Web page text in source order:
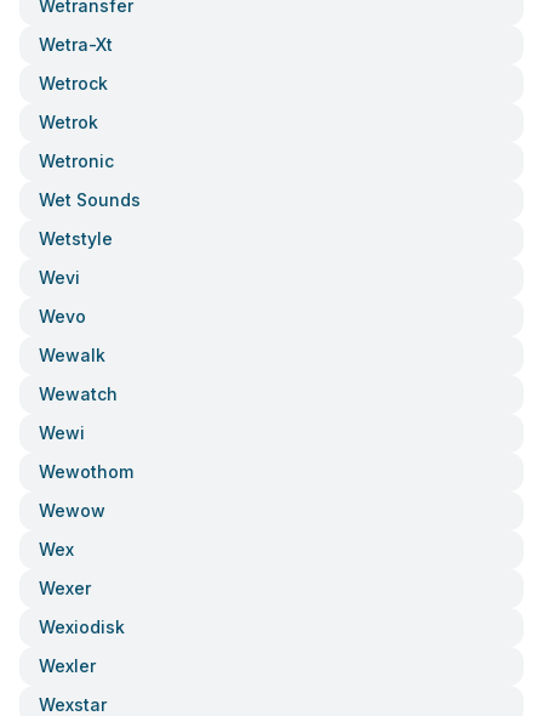
Wetransfer
Wetra-Xt
Wetrock
Wetrok
Wetronic
Wet Sounds
Wetstyle
Wevi
Wevo
Wewalk
Wewatch
Wewi
Wewothom
Wewow
Wex
Wexer
Wexiodisk
Wexler
Wexstar